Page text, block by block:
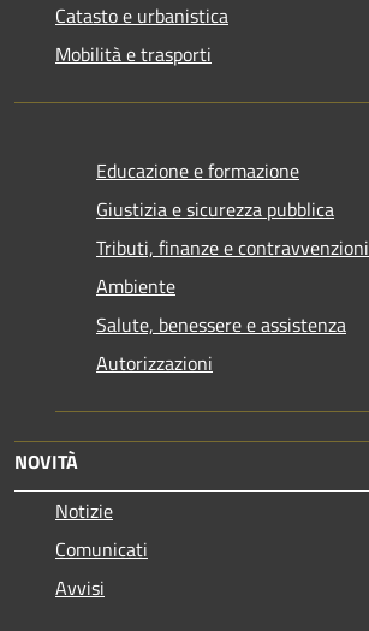
Catasto e urbanistica
Mobilità e trasporti
Educazione e formazione
Giustizia e sicurezza pubblica
Tributi, finanze e contravvenzioni
Ambiente
Salute, benessere e assistenza
Autorizzazioni
NOVITÀ
Notizie
Comunicati
Avvisi